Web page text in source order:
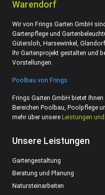
Warendorf
Wir von Frings Garten GmbH
Gartenpflege und
Gütersloh, Harsewinkel,
Ihr Gartenprojekt gestalten und
Vorstellungen.
Poolbau von Frings
Frings Garten GmbH bietet
Bereichen Poolbau, Poolpflege
mehr über unsere Leistungen
Unsere Leistungen
Gartengestaltung
Beratung und Planung
Natursteinarbeiten